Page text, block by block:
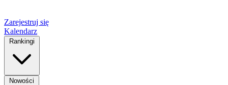
Zarejestruj się
Kalendarz
Rankingi
Nowości